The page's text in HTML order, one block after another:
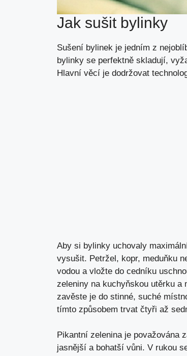
Jak sušit bylinky
Sušení bylinek je jedním z
bylinky se perfektně skladují,
Hlavní věcí je dodržovat
Aby si bylinky uchovaly
vysušit. Petržel, kopr, meduňku
vodou a vložte do cedníku
zeleniny na kuchyňskou utěrku a
zavěste je do stinné, suché
tímto způsobem trvat čtyři až
Pikantní zelenina je považována
jasnější a bohatší vůni. V rukou